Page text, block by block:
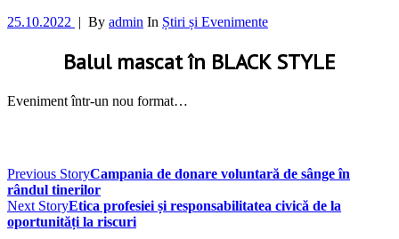
25.10.2022 | By admin In Știri și Evenimente
Balul mascat în BLACK STYLE
Eveniment într-un nou format…
Previous StoryCampania de donare voluntară de sânge în
rândul tinerilor
Next StoryEtica profesiei și responsabilitatea civică de la
oportunități la riscuri